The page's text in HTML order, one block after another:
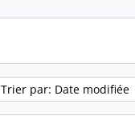
Trier par: Date modifiée